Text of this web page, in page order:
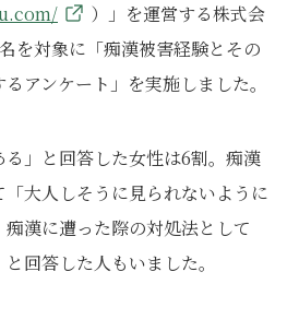
）」を運営する株式会
を対象に「痴漢被害経験とその
アンケート」を実施しました。
る」と回答した女性は6割。痴漢
大人しそうに見られないように
漢に遭った際の対処法として
回答した人もいました。